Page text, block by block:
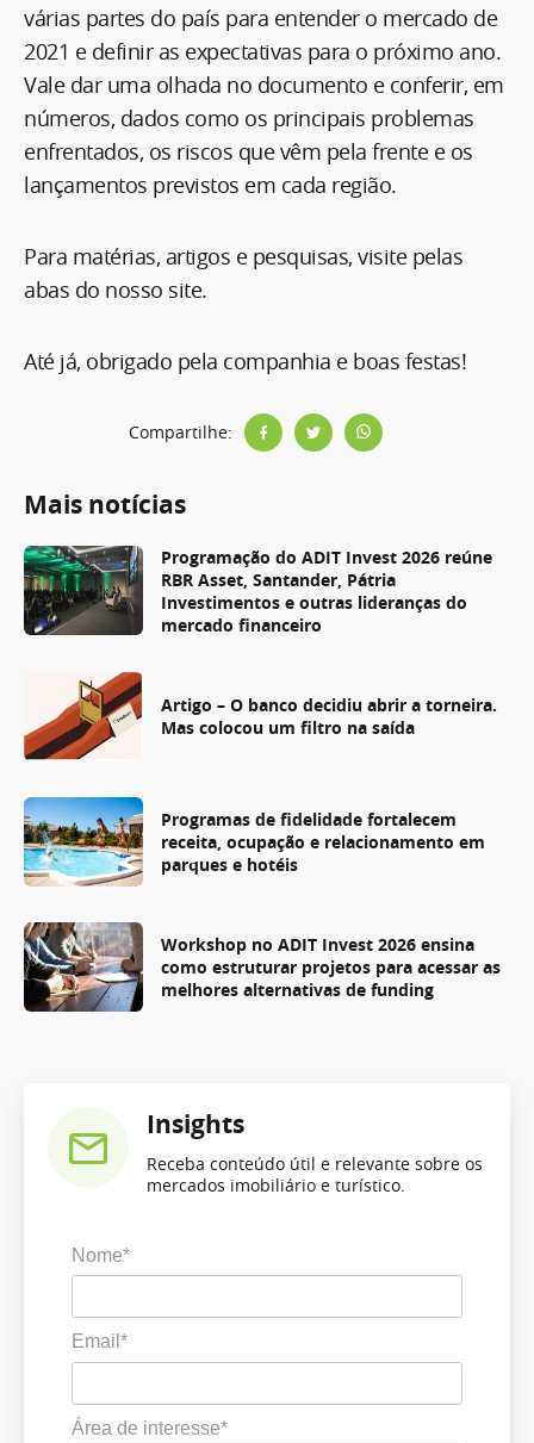
várias partes do país para entender o mercado de
2021 e definir as expectativas para o próximo ano.
Vale dar uma olhada no documento e conferir, em
números, dados como os principais problemas
enfrentados, os riscos que vêm pela frente e os
lançamentos previstos em cada região.
Para matérias, artigos e pesquisas, visite pelas
abas do nosso site.
Até já, obrigado pela companhia e boas festas!
Compartilhe:
Mais notícias
Programação do ADIT Invest 2026 reúne
RBR Asset, Santander, Pátria
Investimentos e outras lideranças do
mercado financeiro
Artigo – O banco decidiu abrir a torneira.
Mas colocou um filtro na saída
Programas de fidelidade fortalecem
receita, ocupação e relacionamento em
parques e hotéis
Workshop no ADIT Invest 2026 ensina
como estruturar projetos para acessar as
melhores alternativas de funding
Insights
Receba conteúdo útil e relevante sobre os
mercados imobiliário e turístico.
Nome*
Email*
Área de interesse*